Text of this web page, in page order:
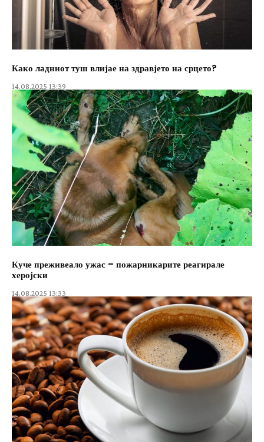
Како ладниот туш влијае на здравјето на срцето?
14.08.2025 13:39
Куче преживеало ужас – пожарникарите реагирале
херојски
14.08.2025 13:33